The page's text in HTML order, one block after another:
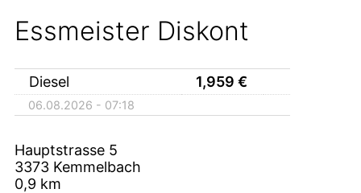
Essmeister Diskont
Diesel 1,959 €
06.08.2026 - 07:18
Hauptstrasse 5
3373 Kemmelbach
0,9 km